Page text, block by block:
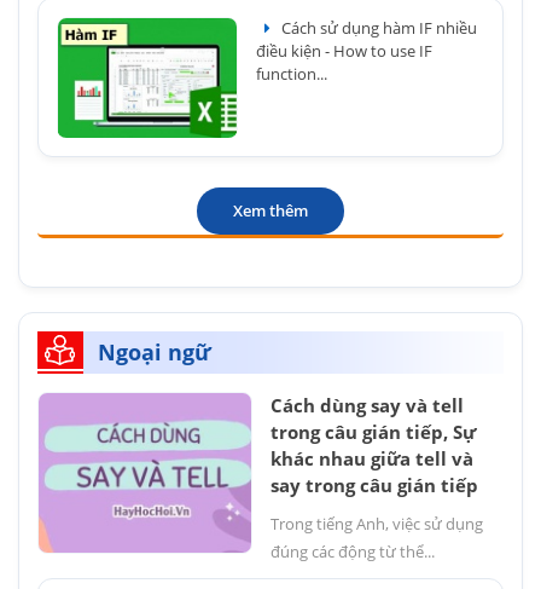
Cách sử dụng hàm IF nhiều
điều kiện - How to use IF
function...
Xem thêm
Ngoại ngữ
Cách dùng say và tell
trong câu gián tiếp, Sự
khác nhau giữa tell và
say trong câu gián tiếp
Trong tiếng Anh, việc sử dụng
đúng các động từ thể...